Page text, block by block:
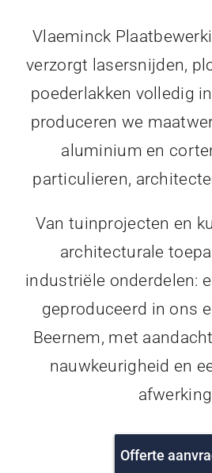
Vlaeminck
verzorgt lasersnijden,
poederlakken volledig
produceren we
aluminium en
particulieren,
Van tuinprojecten en
architecturale
industriële onderdelen:
geproduceerd in ons
Beernem, met
nauwkeurigheid en
Offerte